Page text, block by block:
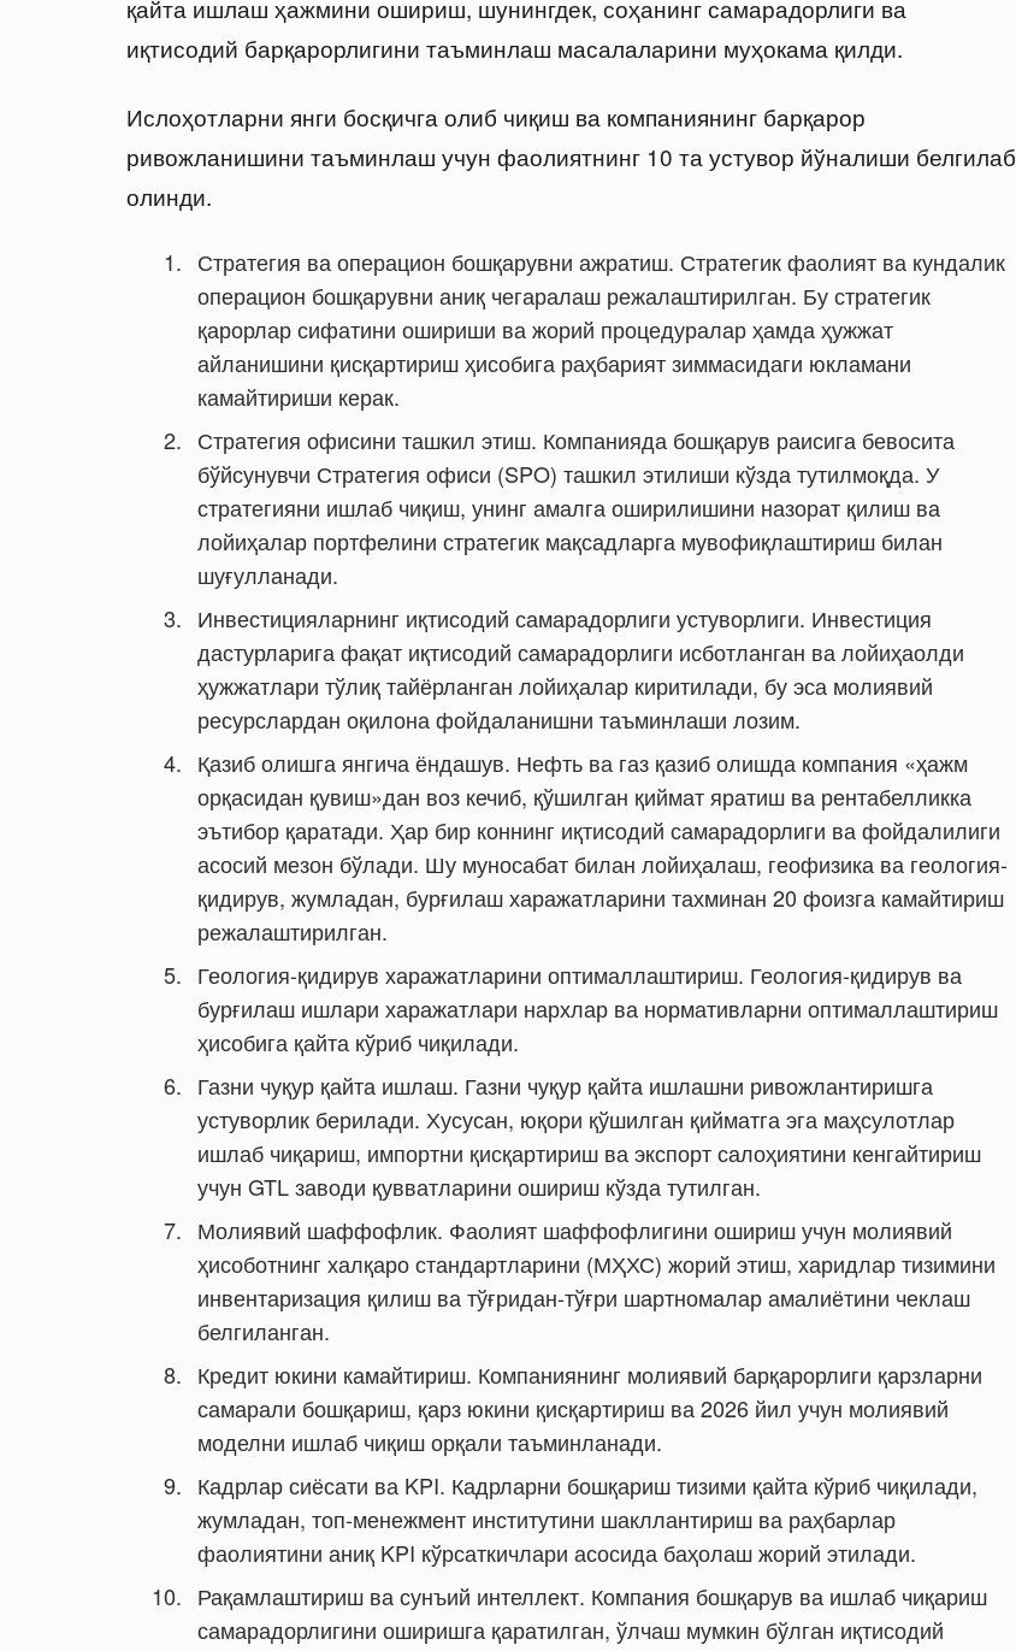
қайта ишлаш ҳажмини ошириш, шунингдек, соҳанинг самарадорлиги ва
иқтисодий барқарорлигини таъминлаш масалаларини муҳокама қилди.
Ислоҳотларни янги босқичга олиб чиқиш ва компаниянинг барқарор
ривожланишини таъминлаш учун фаолиятнинг 10 та устувор йўналиши белгилаб
олинди.
Стратегия ва операцион бошқарувни ажратиш. Стратегик фаолият ва кундалик
операцион бошқарувни аниқ чегаралаш режалаштирилган. Бу стратегик
қарорлар сифатини ошириши ва жорий процедуралар ҳамда ҳужжат
айланишини қисқартириш ҳисобига раҳбарият зиммасидаги юкламани
камайтириши керак.
Стратегия офисини ташкил этиш. Компанияда бошқарув раисига бевосита
бўйсунувчи Стратегия офиси (SPO) ташкил этилиши кўзда тутилмоқда. У
стратегияни ишлаб чиқиш, унинг амалга оширилишини назорат қилиш ва
лойиҳалар портфелини стратегик мақсадларга мувофиқлаштириш билан
шуғулланади.
Инвестицияларнинг иқтисодий самарадорлиги устуворлиги. Инвестиция
дастурларига фақат иқтисодий самарадорлиги исботланган ва лойиҳаолди
ҳужжатлари тўлиқ тайёрланган лойиҳалар киритилади, бу эса молиявий
ресурслардан оқилона фойдаланишни таъминлаши лозим.
Қазиб олишга янгича ёндашув. Нефть ва газ қазиб олишда компания «ҳажм
орқасидан қувиш»дан воз кечиб, қўшилган қиймат яратиш ва рентабелликка
эътибор қаратади. Ҳар бир коннинг иқтисодий самарадорлиги ва фойдалилиги
асосий мезон бўлади. Шу муносабат билан лойиҳалаш, геофизика ва геология-
қидирув, жумладан, бурғилаш харажатларини тахминан 20 фоизга камайтириш
режалаштирилган.
Геология-қидирув харажатларини оптималлаштириш. Геология-қидирув ва
бурғилаш ишлари харажатлари нархлар ва нормативларни оптималлаштириш
ҳисобига қайта кўриб чиқилади.
Газни чуқур қайта ишлаш. Газни чуқур қайта ишлашни ривожлантиришга
устуворлик берилади. Хусусан, юқори қўшилган қийматга эга маҳсулотлар
ишлаб чиқариш, импортни қисқартириш ва экспорт салоҳиятини кенгайтириш
учун GTL заводи қувватларини ошириш кўзда тутилган.
Молиявий шаффофлик. Фаолият шаффофлигини ошириш учун молиявий
ҳисоботнинг халқаро стандартларини (МҲХС) жорий этиш, харидлар тизимини
инвентаризация қилиш ва тўғридан-тўғри шартномалар амалиётини чеклаш
белгиланган.
Кредит юкини камайтириш. Компаниянинг молиявий барқарорлиги қарзларни
самарали бошқариш, қарз юкини қисқартириш ва 2026 йил учун молиявий
моделни ишлаб чиқиш орқали таъминланади.
Кадрлар сиёсати ва KPI. Кадрларни бошқариш тизими қайта кўриб чиқилади,
жумладан, топ-менежмент институтини шакллантириш ва раҳбарлар
фаолиятини аниқ KPI кўрсаткичлари асосида баҳолаш жорий этилади.
Рақамлаштириш ва сунъий интеллект. Компания бошқарув ва ишлаб чиқариш
самарадорлигини оширишга қаратилган, ўлчаш мумкин бўлган иқтисодий